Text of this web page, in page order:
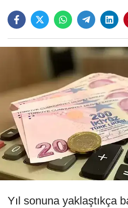
Yıl sonuna yaklaştıkça